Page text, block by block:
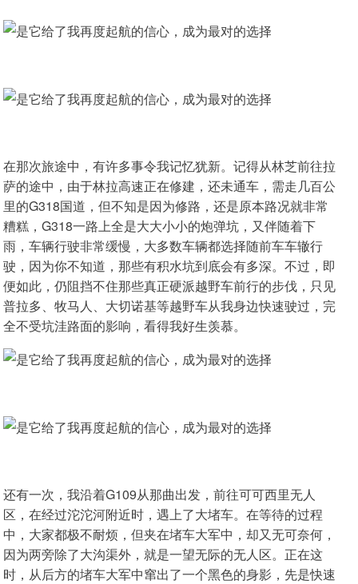
在那次旅途中，有许多事令我记忆犹新。记得从林芝前往拉
萨的途中，由于林拉高速正在修建，还未通车，需走几百公
里的G318国道，但不知是因为修路，还是原本路况就非常
糟糕，G318一路上全是大大小小的炮弹坑，又伴随着下
雨，车辆行驶非常缓慢，大多数车辆都选择随前车车辙行
驶，因为你不知道，那些有积水坑到底会有多深。不过，即
便如此，仍阻挡不住那些真正硬派越野车前行的步伐，只见
普拉多、牧马人、大切诺基等越野车从我身边快速驶过，完
全不受坑洼路面的影响，看得我好生羡慕。
还有一次，我沿着G109从那曲出发，前往可可西里无人
区，在经过沱沱河附近时，遇上了大堵车。在等待的过程
中，大家都极不耐烦，但夹在堵车大军中，却又无可奈何，
因为两旁除了大沟渠外，就是一望无际的无人区。正在这
时，从后方的堵车大军中窜出了一个黑色的身影，先是快速